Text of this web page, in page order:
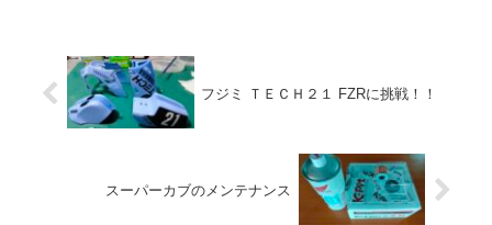
フジミ ＴＥＣＨ２１ FZRに挑戦！！
スーパーカブのメンテナンス